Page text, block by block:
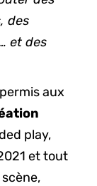
des
et des
aux
play,
et tout